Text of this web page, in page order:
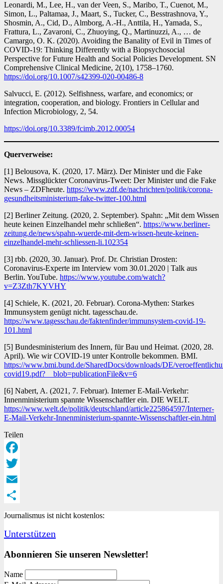
Leonardi, M., Lee, H., van der Veen, S., Maribo, T., Cuenot, M.,
Simon, L., Paltamaa, J., Maart, S., Tucker, C., Besstrashnova, Y.,
Shosmin, A., Cid, D., Almborg, A.-H., Anttila, H., Yamada, S.,
Frattura, L., Zavaroni, C., Zhuoying, Q., Martinuzzi, A., … de
Camargo, O. K. (2020). Avoiding the Banality of Evil in Times of
COVID-19: Thinking Differently with a Biopsychosocial
Perspective for Future Health and Social Policies Development. SN
Comprehensive Clinical Medicine, 2(10), 1758–1760.
https://doi.org/10.1007/s42399-020-00486-8
Salvucci, E. (2012). Selfishness, warfare, and economics; or
integration, cooperation, and biology. Frontiers in Cellular and
Infection Microbiology, 2, 54.
https://doi.org/10.3389/fcimb.2012.00054
Querverweise:
[1] Belousova, K. (2020, 17. März). Der Minister und die Fake
News. Missglückter Coronavirus-Tweet: Der Minister und die Fake
News – ZDFheute. https://www.zdf.de/nachrichten/politik/corona-
gesundheitsministerium-fake-twitter-100.html
[2] Berliner Zeitung. (2020, 2. September). Spahn: „Mit dem Wissen
heute keinen Einzelhandel mehr schließen“. https://www.berliner-
zeitung.de/news/spahn-wuerde-mit-dem-wissen-heute-keinen-
einzelhandel-mehr-schliessen-li.102354
[3] rbb. (2020, 30. Januar). Prof. Dr. Christian Drosten:
Coronavirus-Experte im Interview vom 30.01.2020 | Talk aus
Berlin. YouTube. https://www.youtube.com/watch?
v=Z3Zth7KYVHY
[4] Schiele, K. (2021, 20. Februar). Corona-Mythen: Starkes
Immunsystem genügt nicht. tagesschau.de.
https://www.tagesschau.de/faktenfinder/immunsystem-covid-19-
101.html
[5] Bundesministerium des Innern, für Bau und Heimat. (2020, 28.
April). Wie wir COVID-19 unter Kontrolle bekommen. BMI.
https://www.bmi.bund.de/SharedDocs/downloads/DE/
covid19.pdf?__blob=publicationFile&v=6
[6] Nabert, A. (2021, 7. Februar). Interner E-Mail-Verkehr:
Innenministerium spannte Wissenschaftler ein. DIE WELT.
https://www.welt.de/politik/deutschland/article225864597/Interner-
E-Mail-Verkehr-Innenministerium-spannte-Wissenschaftler-ein.html
Teilen
Facebook
Twitter
Email
Teilen
Journalismus ist nicht kostenlos:
Unterstützen
Abonnieren Sie unseren Newsletter!
Name